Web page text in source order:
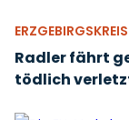
ERZGEBIRGSKREIS
Radler fährt
tödlich